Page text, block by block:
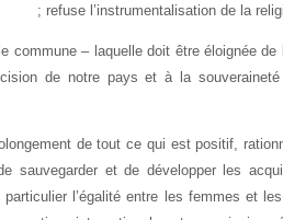
refuse l’instrumentalisation de la
commune – laquelle doit être éloignée de
de notre pays et à la
de tout ce qui est positif,
sauvegarder et de développer les
l’égalité entre les femmes et